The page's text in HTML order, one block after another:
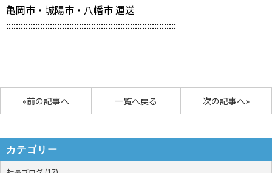
亀岡市・城陽市・八幡市 運送
::::::::::::::::::::::::::::::::::::::::::::::::::::::::::::::::::::::
«前の記事へ 次の記事へ»
一覧へ戻る
カテゴリー